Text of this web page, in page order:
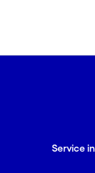
Service